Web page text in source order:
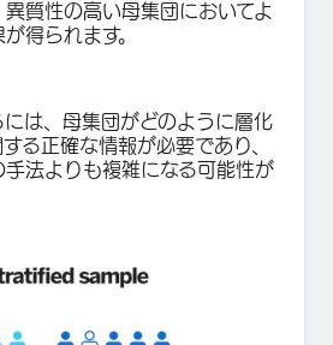
質性の高い母集団においてよ
得られます。
には、母集団がどのように層化
る正確な情報が必要であり、
法よりも複雑になる可能性が